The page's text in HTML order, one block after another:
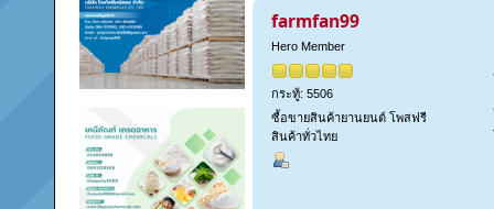
farmfan99
Hero Member
กระทู้: 5506
ซื้อขายสินค้ายานยนต์ โพสฟรี
สินค้าทั่วไทย